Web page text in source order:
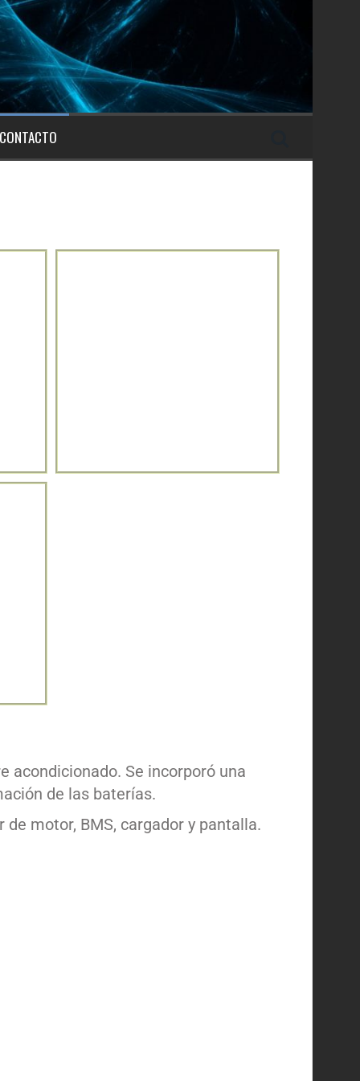
CONTACTO
acondicionado. Se incorporó una
de las baterías.
motor, BMS, cargador y pantalla.